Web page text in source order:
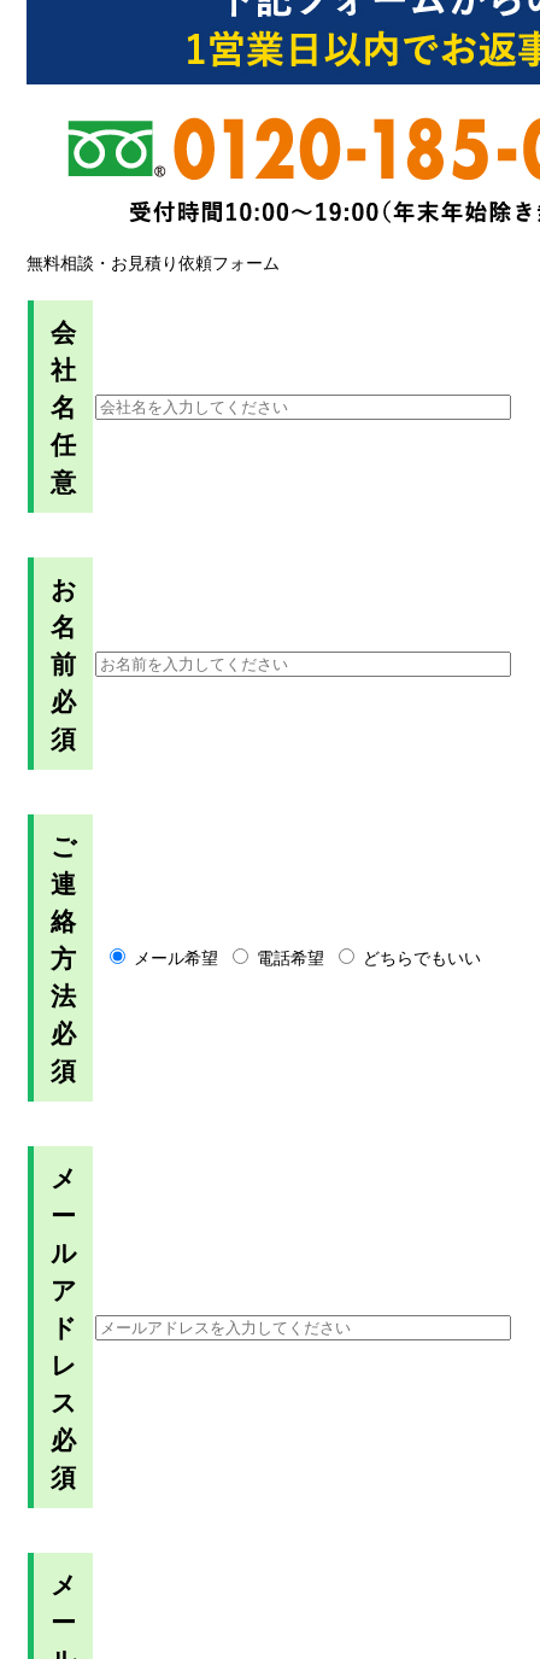
無料相談・お見積り依頼フォーム
会
社
名
任
意
お
名
前
必
須
ご
連
絡
方
法
必
須
メール希望 電話希望 どちらでもいい
メ
ー
ル
ア
ド
レ
ス
必
須
メ
ー